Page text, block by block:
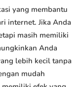
yang membantu
internet. Jika Anda
masih memiliki
Anda
lebih kecil tanpa
mudah